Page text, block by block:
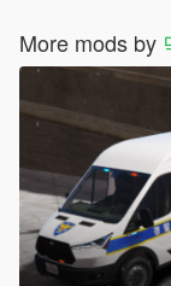
More mods by